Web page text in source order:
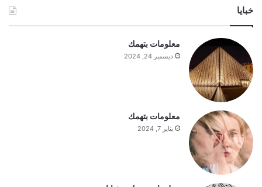
ي
ع
ب
ا
ل
ه
ي
م
خبايا
معلومات بتهمك
ديسمبر 24, 2024
معلومات بتهمك
يناير 7, 2024